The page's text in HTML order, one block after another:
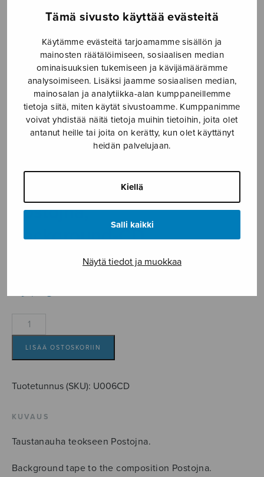
Tämä sivusto käyttää evästeitä
Käytämme evästeitä tarjoamamme sisällön ja
mainosten räätälöimiseen, sosiaalisen median
ominaisuuksien tukemiseen ja kävijämäärämme
analysoimiseen. Lisäksi jaamme sosiaalisen median,
mainosalan ja analytiikka-alan kumppaneillemme
tietoja siitä, miten käytät sivustoamme. Kumppanimme
voivat yhdistää näitä tietoja muihin tietoihin, joita olet
antanut heille tai joita on kerätty, kun olet käyttänyt
heidän palvelujaan.
Kiellä
Salli kaikki
Näytä tiedot ja muokkaa
Etusivu › Nuottikauppa › Äänitteet ›
Postojna,
background-CD
Postojna,
background-CD
Rechberger Herman
Postojna,
background-
määrä
LISÄÄ OSTOSKORIIN
Tuotetunnus (SKU): U006CD
KUVAUS
Taustanauha teokseen Postojna.
Background tape to the composition Postojna.